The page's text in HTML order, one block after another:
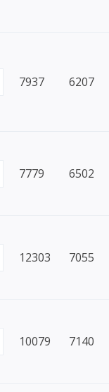
7937 6207
7779 6502
12303 7055
10079 7140